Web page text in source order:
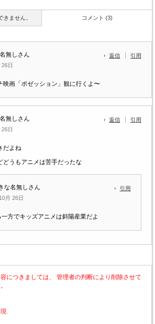
きません。 コメント (3)
無しさん
日
返信 引用
映画「ポゼッション」観に行くよ〜
無しさん
日
返信 引用
だよね
どうもアニメは苦手だったな
な名無しさん
月 26日
引用
方でキッズアニメは斜陽産業だよ
につきましては、 管理者の判断により削除させて